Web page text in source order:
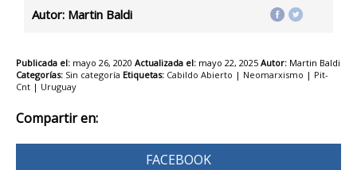
Autor: Martin Baldi
Publicada el: mayo 26, 2020 Actualizada el: mayo 22, 2025 Autor: Martin Baldi
Categorías: Sin categoría Etiquetas: Cabildo Abierto | Neomarxismo | Pit-
Cnt | Uruguay
Compartir en:
FACEBOOK